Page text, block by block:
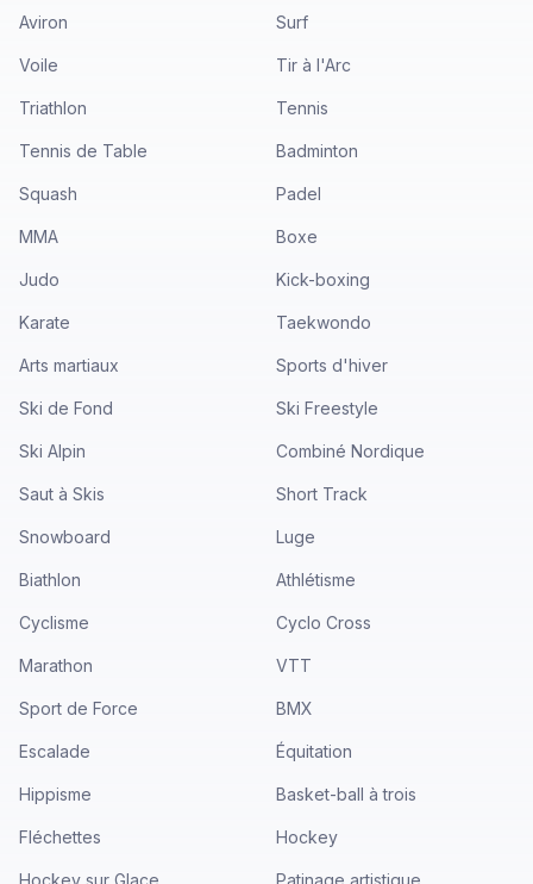
Aviron Surf
Voile Tir à l'Arc
Triathlon Tennis
Tennis de Table Badminton
Squash Padel
MMA Boxe
Judo Kick-boxing
Karate Taekwondo
Arts martiaux Sports d'hiver
Ski de Fond Ski Freestyle
Ski Alpin Combiné Nordique
Saut à Skis Short Track
Snowboard Luge
Biathlon Athlétisme
Cyclisme Cyclo Cross
Marathon VTT
Sport de Force BMX
Escalade Équitation
Hippisme Basket-ball à trois
Fléchettes Hockey
Hockey sur Glace Patinage artistique